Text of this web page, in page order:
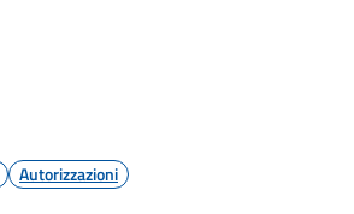
Autorizzazioni